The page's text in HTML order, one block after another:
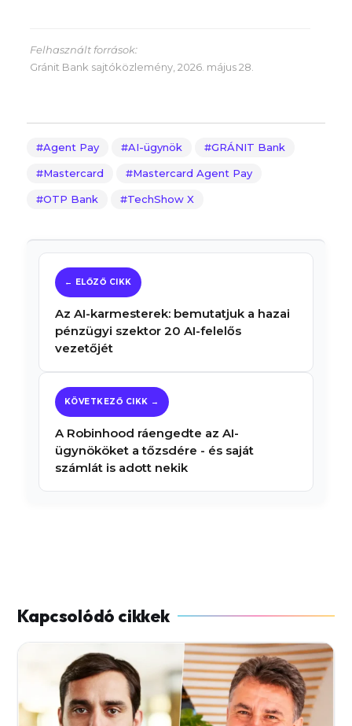
Felhasznált források:
Gránit Bank sajtóközlemény, 2026. május 28.
Agent Pay AI-ügynök GRÁNIT Bank
Mastercard Mastercard Agent Pay
OTP Bank TechShow X
Az AI-karmesterek: bemutatjuk a hazai
pénzügyi szektor 20 AI-felelős
vezetőjét
A Robinhood ráengedte az AI-
ügynököket a tőzsdére - és saját
számlát is adott nekik